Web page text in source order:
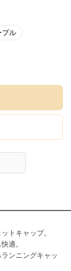
プル
トキャップ。
適。
ンニングキャッ